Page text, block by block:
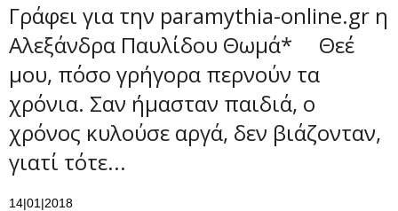
Γράφει για την paramythia-online.gr η
Αλεξάνδρα Παυλίδου Θωμά* Θεέ
μου, πόσο γρήγορα περνούν τα
χρόνια. Σαν ήμασταν παιδιά, ο
χρόνος κυλούσε αργά, δεν βιάζονταν,
γιατί τότε...
14|01|2018